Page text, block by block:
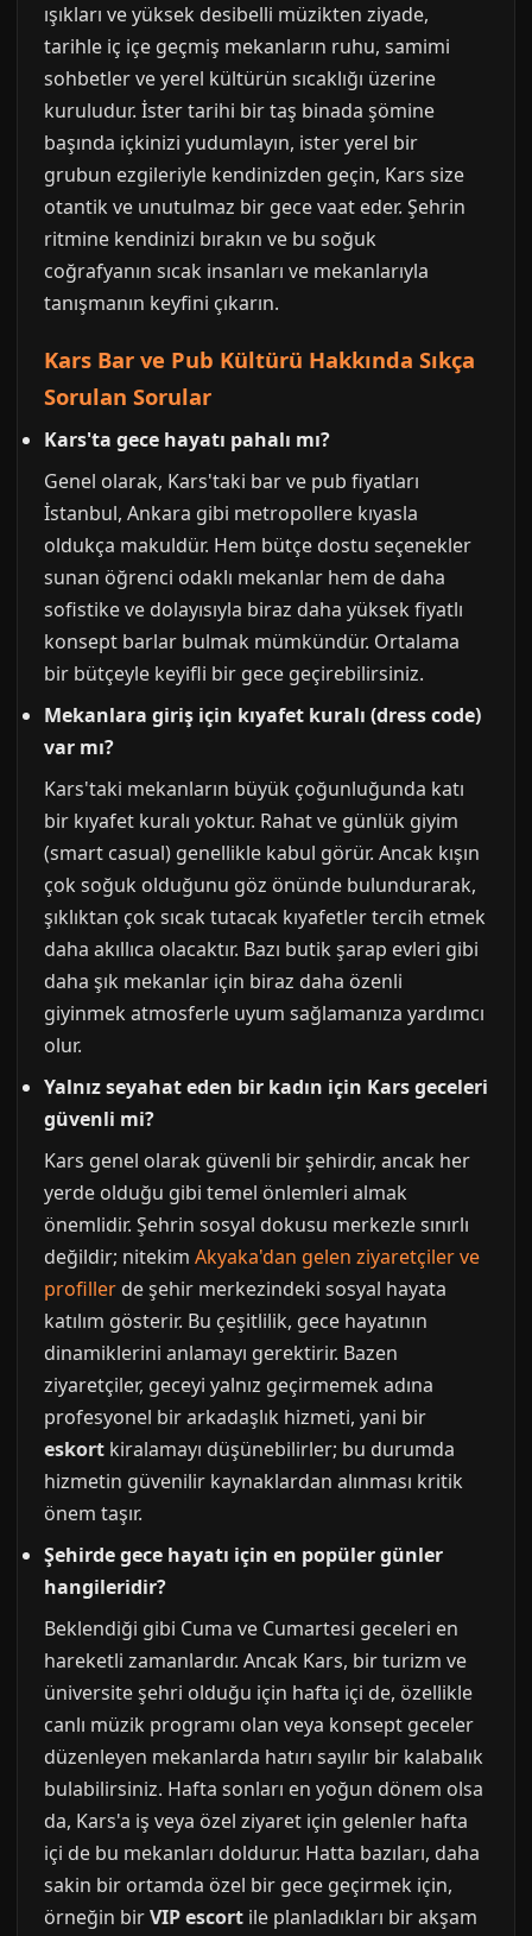
ışıkları ve yüksek desibelli müzikten ziyade,
tarihle iç içe geçmiş mekanların ruhu, samimi
sohbetler ve yerel kültürün sıcaklığı üzerine
kuruludur. İster tarihi bir taş binada şömine
başında içkinizi yudumlayın, ister yerel bir
grubun ezgileriyle kendinizden geçin, Kars size
otantik ve unutulmaz bir gece vaat eder. Şehrin
ritmine kendinizi bırakın ve bu soğuk
coğrafyanın sıcak insanları ve mekanlarıyla
tanışmanın keyfini çıkarın.
Kars Bar ve Pub Kültürü Hakkında Sıkça
Sorulan Sorular
Kars'ta gece hayatı pahalı mı?
Genel olarak, Kars'taki bar ve pub fiyatları
İstanbul, Ankara gibi metropollere kıyasla
oldukça makuldür. Hem bütçe dostu seçenekler
sunan öğrenci odaklı mekanlar hem de daha
sofistike ve dolayısıyla biraz daha yüksek fiyatlı
konsept barlar bulmak mümkündür. Ortalama
bir bütçeyle keyifli bir gece geçirebilirsiniz.
Mekanlara giriş için kıyafet kuralı (dress code)
var mı?
Kars'taki mekanların büyük çoğunluğunda katı
bir kıyafet kuralı yoktur. Rahat ve günlük giyim
(smart casual) genellikle kabul görür. Ancak kışın
çok soğuk olduğunu göz önünde bulundurarak,
şıklıktan çok sıcak tutacak kıyafetler tercih etmek
daha akıllıca olacaktır. Bazı butik şarap evleri gibi
daha şık mekanlar için biraz daha özenli
giyinmek atmosferle uyum sağlamanıza yardımcı
olur.
Yalnız seyahat eden bir kadın için Kars geceleri
güvenli mi?
Kars genel olarak güvenli bir şehirdir, ancak her
yerde olduğu gibi temel önlemleri almak
önemlidir. Şehrin sosyal dokusu merkezle sınırlı
değildir; nitekim Akyaka'dan gelen ziyaretçiler ve
profiller de şehir merkezindeki sosyal hayata
katılım gösterir. Bu çeşitlilik, gece hayatının
dinamiklerini anlamayı gerektirir. Bazen
ziyaretçiler, geceyi yalnız geçirmemek adına
profesyonel bir arkadaşlık hizmeti, yani bir
eskort kiralamayı düşünebilirler; bu durumda
hizmetin güvenilir kaynaklardan alınması kritik
önem taşır.
Şehirde gece hayatı için en popüler günler
hangileridir?
Beklendiği gibi Cuma ve Cumartesi geceleri en
hareketli zamanlardır. Ancak Kars, bir turizm ve
üniversite şehri olduğu için hafta içi de, özellikle
canlı müzik programı olan veya konsept geceler
düzenleyen mekanlarda hatırı sayılır bir kalabalık
bulabilirsiniz. Hafta sonları en yoğun dönem olsa
da, Kars'a iş veya özel ziyaret için gelenler hafta
içi de bu mekanları doldurur. Hatta bazıları, daha
sakin bir ortamda özel bir gece geçirmek için,
örneğin birVIP escort ile planladıkları bir akşam